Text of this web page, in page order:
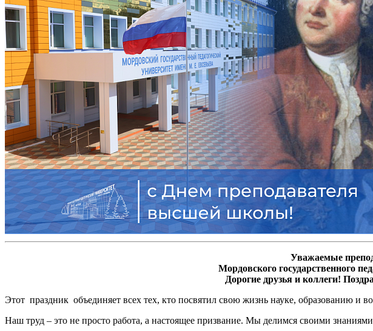
Уважаемые
Мордовского государственного
Дорогие друзья и коллеги!
Этот праздник объединяет всех тех, кто посвятил свою жизнь науке, образованию и
Наш труд – это не просто работа, а настоящее призвание. Мы делимся своими